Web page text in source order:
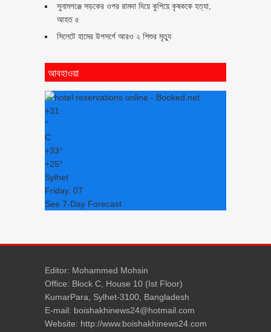
সুনামগঞ্জে সড়কের ওপর রামদা দিয়ে কুপিয়ে কৃষককে হত্যা,
আহত ৫
সিলেটে হামের উপসর্গে আরও ২ শিশুর মৃত্যু
আবহাওয়া
+31
°
C
+33°
+25°
Sylhet
Friday, 07
See 7-Day Forecast
Editor: Mohammed Mohsin
Office: Block C, House 10 (Ist Floor)
KumarPara, Sylhet-3100, Bangladesh
E-mail: boishakhinews24@hotmail.com
Website: http://www.boishakhinews24.com